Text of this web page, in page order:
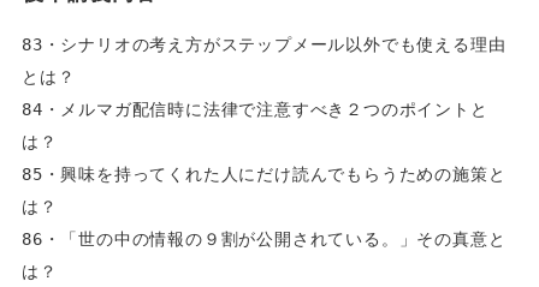
83・シナリオの考え方がステップメール以外でも使える理由
とは？
84・メルマガ配信時に法律で注意すべき２つのポイントと
は？
85・興味を持ってくれた人にだけ読んでもらうための施策と
は？
86・「世の中の情報の９割が公開されている。」その真意と
は？